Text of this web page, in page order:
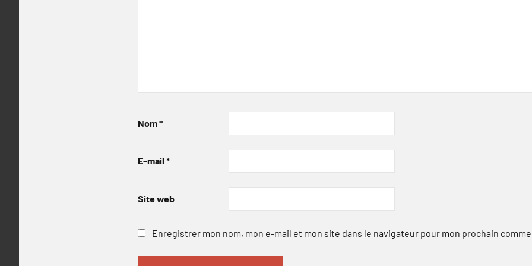
Nom*
E-mail *
Site web
Enregistrer mon nom, mon e-mail et mon site dans le navigateur pour mon prochain